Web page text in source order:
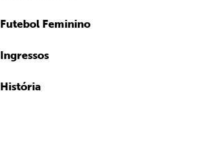
Futebol Feminino
Ingressos
História